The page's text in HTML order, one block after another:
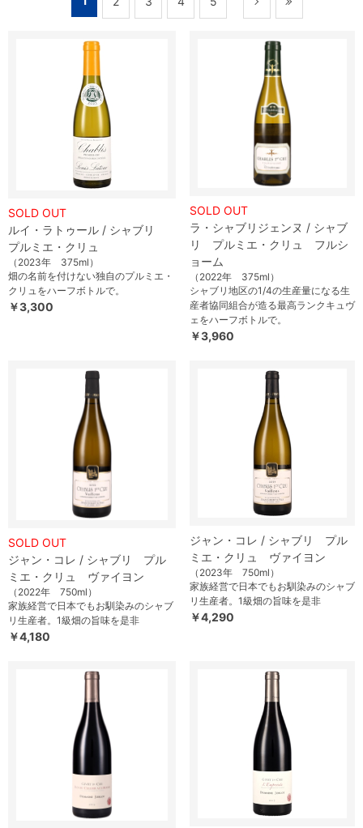
SOLD OUT
ルイ・ラトゥール / シャブリ
プルミエ・クリュ
（2023年 375ml）
畑の名前を付けない独自のプルミエ・
クリュをハーフボトルで。
￥3,300
SOLD OUT
ラ・シャブリジェンヌ / シャブ
リ プルミエ・クリュ フルシ
ョーム
（2022年 375ml）
シャブリ地区の1/4の生産量になる生
産者協同組合が造る最高ランクキュヴ
ェをハーフボトルで。
￥3,960
SOLD OUT
ジャン・コレ / シャブリ プル
ミエ・クリュ ヴァイヨン
（2022年 750ml）
家族経営で日本でもお馴染みのシャブ
リ生産者。1級畑の旨味を是非
￥4,180
ジャン・コレ / シャブリ プル
ミエ・クリュ ヴァイヨン
（2023年 750ml）
家族経営で日本でもお馴染みのシャブ
リ生産者。1級畑の旨味を是非
￥4,290